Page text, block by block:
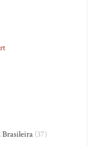
Brasileira (37)